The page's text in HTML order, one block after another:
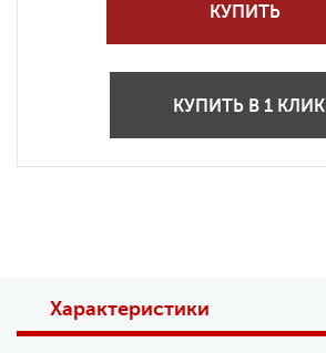
КУПИТЬ
КУПИТЬ В 1 КЛИК
Характеристики